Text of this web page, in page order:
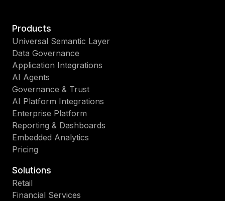
Products
Universal Semantic Layer
Data Governance
Application Integrations
AI Agents
Governance & Trust
AI Platform Integrations
Enterprise Platform
Reporting & Dashboards
Embedded Analytics
Pricing
Solutions
Retail
Financial Services